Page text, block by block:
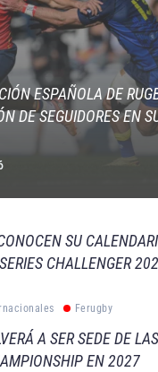
ESPAÑOLA DE
DE SEGUIDORES EN
SU
CHALLENGER
Ferugby
A SER SEDE DE
EN 2027